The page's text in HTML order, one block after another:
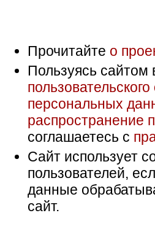
Прочитайте о
Пользуясь сайтом
персональных
распространение
соглашаетесь с
Сайт использует
пользователей,
данные
сайт.